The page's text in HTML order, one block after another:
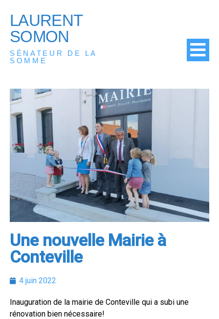
LAURENT
SOMON
SÉNATEUR DE LA
SOMME
Une nouvelle Mairie à
Conteville
4 juin 2022
Inauguration de la mairie de Conteville qui a subi une
rénovation bien nécessaire!